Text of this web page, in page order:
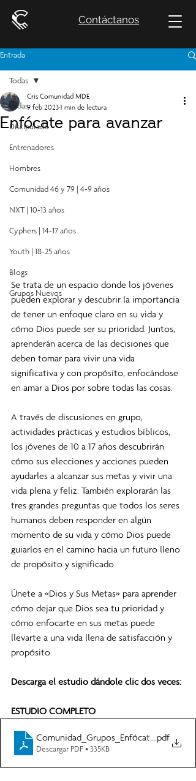
Contáctanos
Entrada
Todas
Discipulado
Entrenadores
Hombres
Comunidad 46 y 79 | 4-9 años
NXT | 10-13 años
Cyphers | 14-17 años
Youth | 18-25 años
Blogs
Grupos Nuevos
Todas
Enfócate para avanzar
Cris Comunidad MDE
9 feb 20231 min de lectura
Se trata de un espacio donde los jóvenes
pueden explorar y descubrir la importancia
de tener un enfoque claro en su vida y
cómo Dios puede ser su prioridad. Juntos,
aprenderán acerca de las decisiones que
deben tomar para vivir una vida
significativa y con propósito, enfocándose
en amar a Dios por sobre todas las cosas.
A través de discusiones en grupo,
actividades prácticas y estudios bíblicos,
los jóvenes de 10 a 17 años descubrirán
cómo sus elecciones y acciones pueden
ayudarles a alcanzar sus metas y vivir una
vida plena y feliz. También explorarán las
tres grandes preguntas que todos los seres
humanos deben responder en algún
momento de su vida y cómo Dios puede
guiarlos en el camino hacia un futuro lleno
de propósito y significado.
Únete a «Dios y Sus Metas» para aprender
cómo dejar que Dios sea tu prioridad y
cómo enfocarte en sus metas puede
llevarte a una vida llena de satisfacción y
propósito.
Descarga el estudio dándole clic dos veces:
ESTUDIO COMPLETO
.pdf
Descargar PDF • 335KB